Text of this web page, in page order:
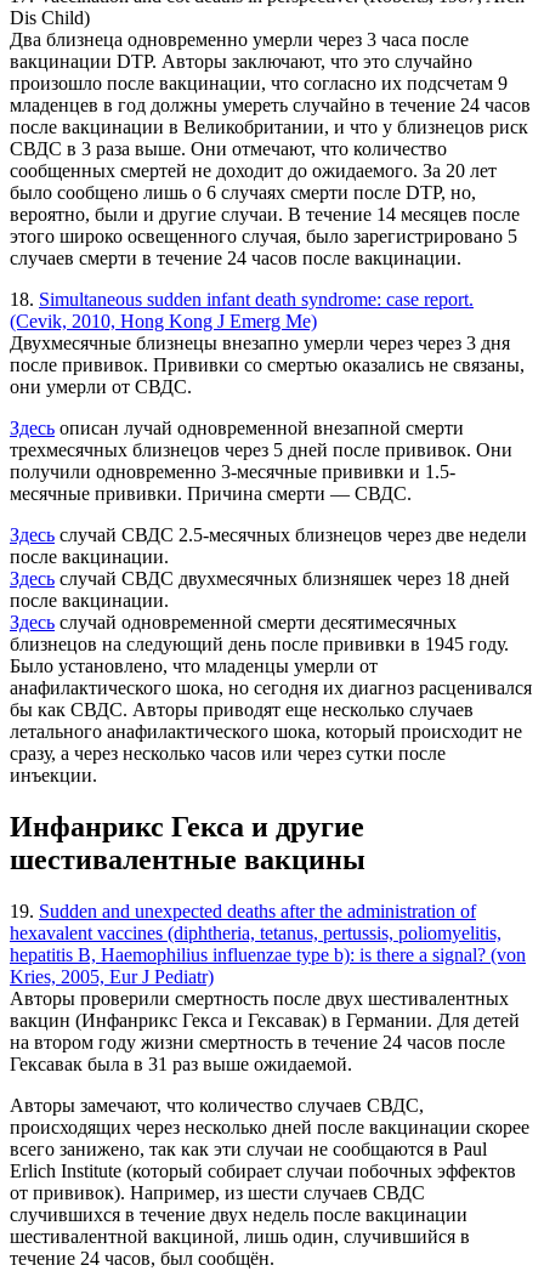
Dis Child)
Два близнеца одновременно умерли через 3 часа после
вакцинации DTP. Авторы заключают, что это случайно
произошло после вакцинации, что согласно их подсчетам 9
младенцев в год должны умереть случайно в течение 24 часов
после вакцинации в Великобритании, и что у близнецов риск
СВДС в 3 раза выше. Они отмечают, что количество
сообщенных смертей не доходит до ожидаемого. За 20 лет
было сообщено лишь о 6 случаях смерти после DTP, но,
вероятно, были и другие случаи. В течение 14 месяцев после
этого широко освещенного случая, было зарегистрировано 5
случаев смерти в течение 24 часов после вакцинации.
18. Simultaneous sudden infant death syndrome: case report.
(Cevik, 2010, Hong Kong J Emerg Me)
Двухмесячные близнецы внезапно умерли через через 3 дня
после прививок. Прививки со смертью оказались не связаны,
они умерли от СВДС.
Здесь описан лучай одновременной внезапной смерти
трехмесячных близнецов через 5 дней после прививок. Они
получили одновременно 3-месячные прививки и 1.5-
месячные прививки. Причина смерти — СВДС.
Здесь случай СВДС 2.5-месячных близнецов через две недели
после вакцинации.
Здесь случай СВДС двухмесячных близняшек через 18 дней
после вакцинации.
Здесь случай одновременной смерти десятимесячных
близнецов на следующий день после прививки в 1945 году.
Было установлено, что младенцы умерли от
анафилактического шока, но сегодня их диагноз расценивался
бы как СВДС. Авторы приводят еще несколько случаев
летального анафилактического шока, который происходит не
сразу, а через несколько часов или через сутки после
инъекции.
Инфанрикс Гекса и другие
шестивалентные вакцины
19. Sudden and unexpected deaths after the administration of
hexavalent vaccines (diphtheria, tetanus, pertussis, poliomyelitis,
hepatitis B, Haemophilius influenzae type b): is there a signal? (von
Kries, 2005, Eur J Pediatr)
Авторы проверили смертность после двух шестивалентных
вакцин (Инфанрикс Гекса и Гексавак) в Германии. Для детей
на втором году жизни смертность в течение 24 часов после
Гексавак была в 31 раз выше ожидаемой.
Авторы замечают, что количество случаев СВДС,
происходящих через несколько дней после вакцинации скорее
всего занижено, так как эти случаи не сообщаются в Paul
Erlich Institute (который собирает случаи побочных эффектов
от прививок). Например, из шести случаев СВДС
случившихся в течение двух недель после вакцинации
шестивалентной вакциной, лишь один, случившийся в
течение 24 часов, был сообщён.